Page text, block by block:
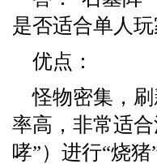
是否适合单人玩
优点：
怪物密集，
率高，非常适
哮”）进行“烧猪